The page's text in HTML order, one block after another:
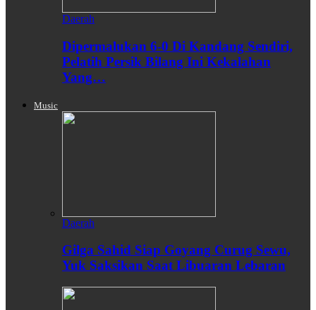
Daerah
Dipermalukan 6-0 Di Kandang Sendiri,
Pelatih Persik Bilang Ini Kekalahan
Yang…
Music
Daerah
Gilga Sahid Siap Goyang Curug Sewu,
Yuk Saksikan Saat Libuaran Lebaran